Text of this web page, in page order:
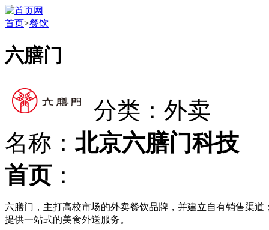
首页>餐饮
六膳门
分类：外卖
名称： 北京六膳门科技
首页 ：
六膳门，主打高校市场的外卖餐饮品牌，并建立自有销售渠
提供一站式的美食外送服务。